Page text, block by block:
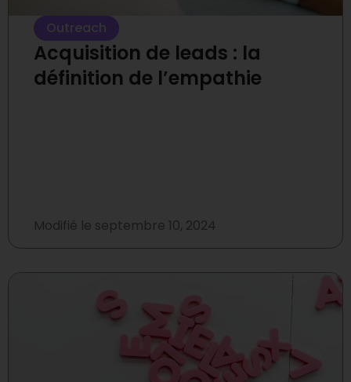
Outreach
Acquisition de leads : la
définition de l’empathie
Modifié le septembre 10, 2024